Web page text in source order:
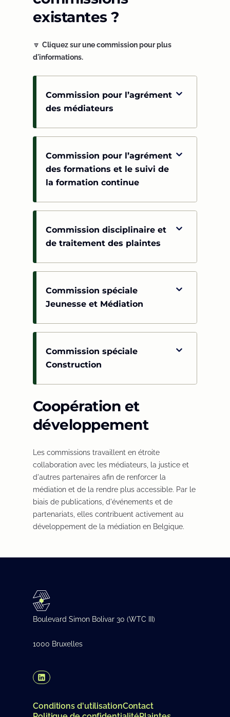
existantes ?
🔽 Cliquez sur une commission pour plus
d'informations.
Commission pour l’agrément
des médiateurs
Commission pour l’agrément
des formations et le suivi de
la formation continue
Commission disciplinaire et
de traitement des plaintes
Commission spéciale
Jeunesse et Médiation
Commission spéciale
Construction
Coopération et
développement
Les commissions travaillent en étroite
collaboration avec les médiateurs, la justice et
d'autres partenaires afin de renforcer la
médiation et de la rendre plus accessible. Par le
biais de publications, d'événements et de
partenariats, elles contribuent activement au
développement de la médiation en Belgique.
Boulevard Simon Bolivar 30 (WTC III)
1000 Bruxelles
(Opens in a new tab/window)
Conditions d'utilisationContact